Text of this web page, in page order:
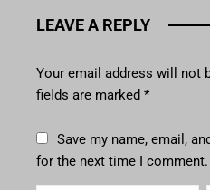
LEAVE A REPLY
Your email address will not
fields are marked *
Save my name, email,
for the next time I comment.